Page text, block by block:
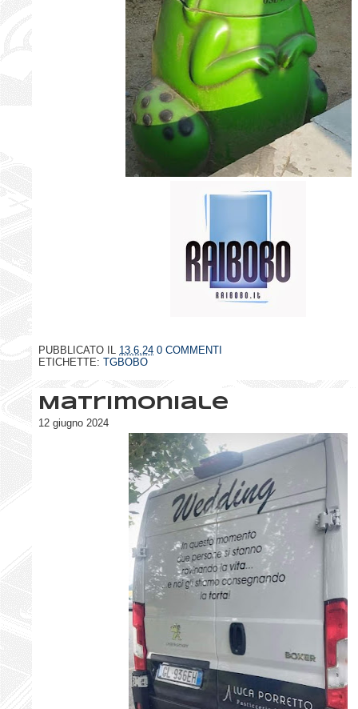
PUBBLICATO IL 13.6.24 0 COMMENTI
ETICHETTE: TGBOBO
Matrimoniale
12 giugno 2024